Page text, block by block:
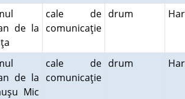
de la
cale de
comunicaţie
drum
de la
Mic
cale de
comunicaţie
drum